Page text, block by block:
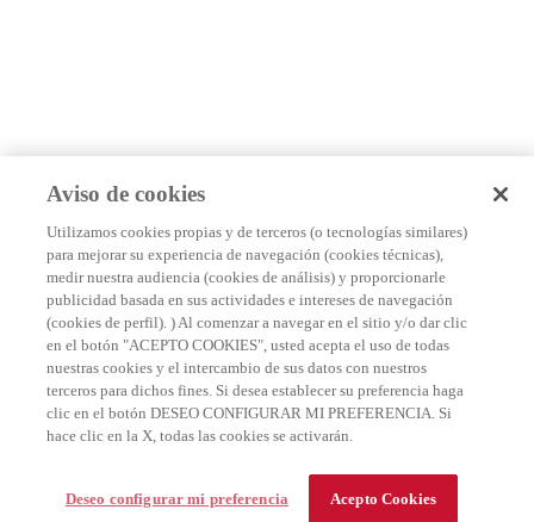
Aviso de cookies
Utilizamos cookies propias y de terceros (o tecnologías similares)
para mejorar su experiencia de navegación (cookies técnicas),
medir nuestra audiencia (cookies de análisis) y proporcionarle
publicidad basada en sus actividades e intereses de navegación
(cookies de perfil). ) Al comenzar a navegar en el sitio y/o dar clic
en el botón "ACEPTO COOKIES", usted acepta el uso de todas
nuestras cookies y el intercambio de sus datos con nuestros
terceros para dichos fines. Si desea establecer su preferencia haga
clic en el botón DESEO CONFIGURAR MI PREFERENCIA. Si
hace clic en la X, todas las cookies se activarán.
Deseo configurar mi preferencia Acepto Cookies